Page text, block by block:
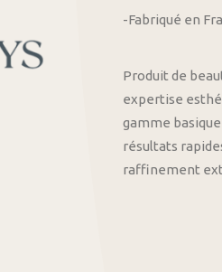
-Fabriqué en
Produit de
expertise
gamme
résultats
raffinement